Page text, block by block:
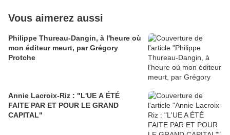
Vous aimerez aussi
Philippe Thureau-Dangin, à l'heure où
mon éditeur meurt, par Grégory
Protche
Annie Lacroix-Riz : "L'UE A ÉTÉ
FAITE PAR ET POUR LE GRAND
CAPITAL"